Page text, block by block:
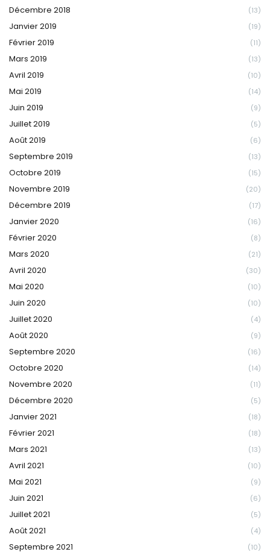
Décembre 2018 (13)
Janvier 2019 (19)
Février 2019 (11)
Mars 2019 (13)
Avril 2019 (10)
Mai 2019 (14)
Juin 2019 (9)
Juillet 2019 (5)
Août 2019 (6)
Septembre 2019 (13)
Octobre 2019 (15)
Novembre 2019 (20)
Décembre 2019 (17)
Janvier 2020 (16)
Février 2020 (8)
Mars 2020 (21)
Avril 2020 (30)
Mai 2020 (10)
Juin 2020 (10)
Juillet 2020 (4)
Août 2020 (9)
Septembre 2020 (16)
Octobre 2020 (14)
Novembre 2020 (11)
Décembre 2020 (5)
Janvier 2021 (18)
Février 2021 (18)
Mars 2021 (13)
Avril 2021 (10)
Mai 2021 (9)
Juin 2021 (6)
Juillet 2021 (5)
Août 2021 (4)
Septembre 2021 (10)